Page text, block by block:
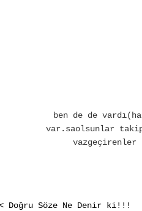
ben de de
var.saolsunlar takip
vazgeçirenler
Doğru Söze Ne Denir ki!!!